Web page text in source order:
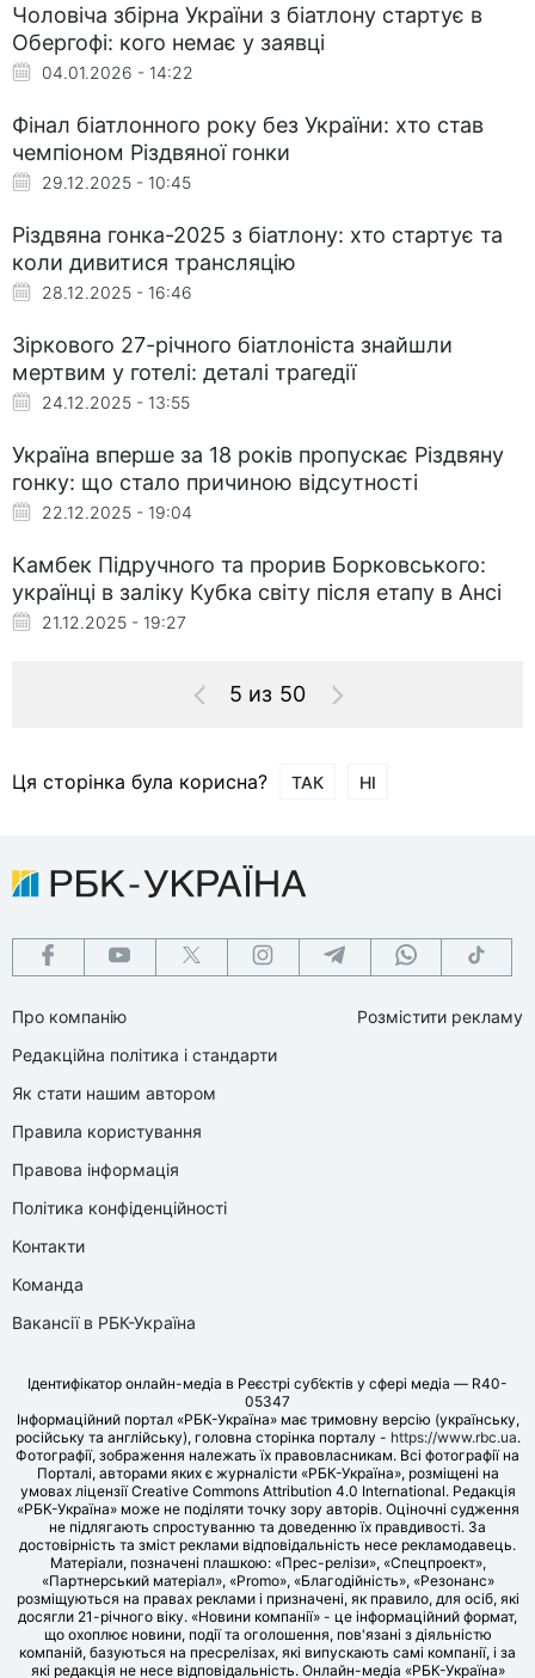
Чоловіча збірна України з біатлону стартує в
Обергофі: кого немає у заявці
04.01.2026 - 14:22
Фінал біатлонного року без України: хто став
чемпіоном Різдвяної гонки
29.12.2025 - 10:45
Різдвяна гонка-2025 з біатлону: хто стартує та
коли дивитися трансляцію
28.12.2025 - 16:46
Зіркового 27-річного біатлоніста знайшли
мертвим у готелі: деталі трагедії
24.12.2025 - 13:55
Україна вперше за 18 років пропускає Різдвяну
гонку: що стало причиною відсутності
22.12.2025 - 19:04
Камбек Підручного та прорив Борковського:
українці в заліку Кубка світу після етапу в Ансі
21.12.2025 - 19:27
5 из 50
Ця сторінка була корисна? ТАК НІ
Про компанію
Редакційна політика і стандарти
Як стати нашим автором
Правила користування
Правова інформація
Політика конфіденційності
Контакти
Команда
Вакансії в РБК-Україна
Розмістити рекламу
Ідентифікатор онлайн-медіа в Реєстрі суб’єктів у сфері медіа — R40-
05347
Інформаційний портал «РБК-Україна» має тримовну версію (українську,
російську та англійську), головна сторінка порталу - https://www.rbc.ua.
Фотографії, зображення належать їх правовласникам. Всі фотографії на
Порталі, авторами яких є журналісти «РБК-Україна», розміщені на
умовах ліцензії Creative Commons Attribution 4.0 International. Редакція
«РБК-Україна» може не поділяти точку зору авторів. Оціночні судження
не підлягають спростуванню та доведенню їх правдивості. За
достовірність та зміст реклами відповідальність несе рекламодавець.
Матеріали, позначені плашкою: «Прес-релізи», «Спецпроект»,
«Партнерський матеріал», «Promo», «Благодійність», «Резонанс»
розміщуються на правах реклами і призначені, як правило, для осіб, які
досягли 21-річного віку. «Новини компанії» - це інформаційний формат,
що охоплює новини, події та оголошення, пов'язані з діяльністю
компаній, базуються на пресрелізах, які випускають самі компанії, і за
які редакція не несе відповідальність. Онлайн-медіа «РБК-Україна»